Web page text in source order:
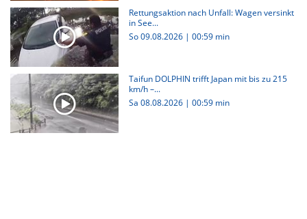
Rettungsaktion nach Unfall: Wagen versinkt
in See...
So 09.08.2026 | 00:59 min
Taifun DOLPHIN trifft Japan mit bis zu 215
km/h –...
Sa 08.08.2026 | 00:59 min